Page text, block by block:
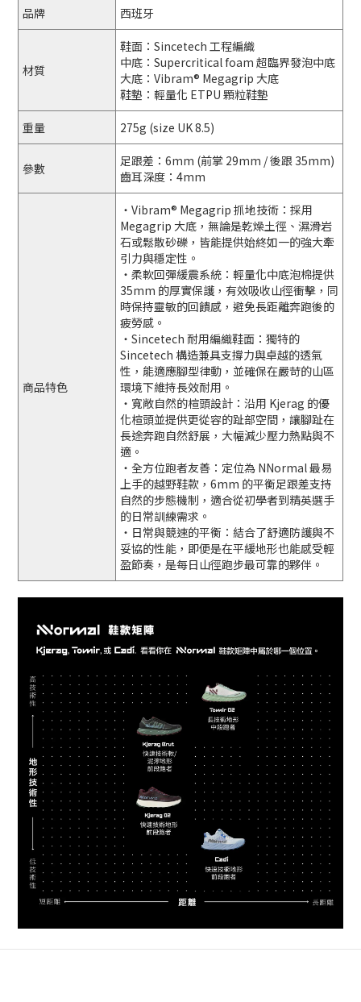
品牌 西班牙
材質
鞋面：Sincetech 工程編織
中底：Supercritical foam 超臨界發泡中底
大底：Vibram® Megagrip 大底
鞋墊：輕量化 ETPU 顆粒鞋墊
重量 275g (size UK 8.5)
參數
足跟差：6mm (前掌 29mm / 後跟 35mm)
齒耳深度：4mm
商品特色
・Vibram® Megagrip 抓地技術：採用
Megagrip 大底，無論是乾燥土徑、濕滑岩
石或鬆散砂礫，皆能提供始終如一的強大牽
引力與穩定性。
・柔軟回彈緩震系統：輕量化中底泡棉提供
35mm 的厚實保護，有效吸收山徑衝擊，同
時保持靈敏的回饋感，避免長距離奔跑後的
疲勞感。
・Sincetech 耐用編織鞋面：獨特的
Sincetech 構造兼具支撐力與卓越的透氣
性，能適應腳型律動，並確保在嚴苛的山區
環境下維持長效耐用。
・寬敞自然的楦頭設計：沿用 Kjerag 的優
化楦頭並提供更從容的趾部空間，讓腳趾在
長途奔跑自然舒展，大幅減少壓力熱點與不
適。
・全方位跑者友善：定位為 NNormal 最易
上手的越野鞋款，6mm 的平衡足跟差支持
自然的步態機制，適合從初學者到精英選手
的日常訓練需求。
・日常與競速的平衡：結合了舒適防護與不
妥協的性能，即便是在平緩地形也能感受輕
盈節奏，是每日山徑跑步最可靠的夥伴。